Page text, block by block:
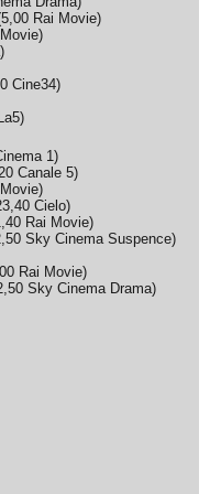
5,00 Rai Movie)
)
)
Cine34)
La5)
1)
Canale 5)
)
Cielo)
Rai Movie)
Sky Cinema Suspence)
Rai Movie)
Sky Cinema Drama)